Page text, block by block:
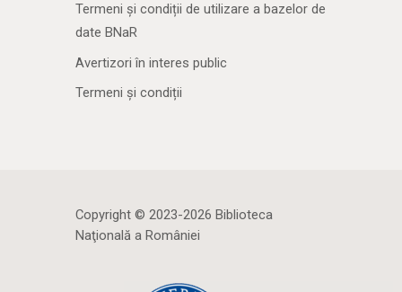
Termeni și condiții de utilizare a bazelor de
date BNaR
Avertizori în interes public
Termeni și condiții
Copyright © 2023-2026 Biblioteca
Naţională a României